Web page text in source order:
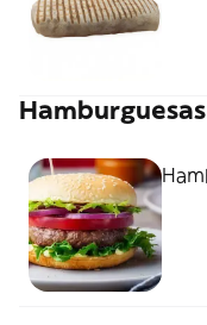
Hamburguesas